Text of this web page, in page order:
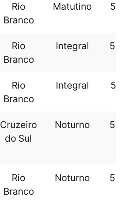
Rio
Branco
Matutino
Rio
Branco
Integral
Rio
Branco
Integral
Cruzeiro
do Sul
Noturno
Rio
Branco
Noturno